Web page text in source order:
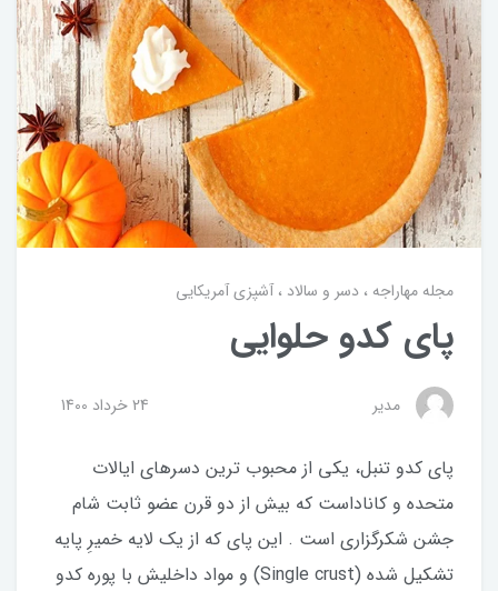
مجله مهاراجه دسر و سالاد آشپزی آمریکایی
پای کدو حلوایی
مدیر 24 خرداد 1400
پای کدو تنبل، یکی از محبوب ترین دسرهای ایالات
متحده و کاناداست که بیش از دو قرن عضو ثابت شام
جشن شکرگزاری است . این پای که از یک لایه خمیرِ پایه
تشکیل شده (Single crust) و مواد داخلیش با پوره کدو